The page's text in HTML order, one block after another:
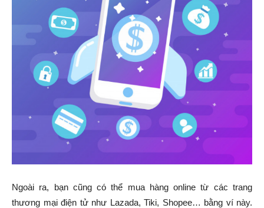
Ngoài ra, bạn cũng có thể mua hàng online từ các trang
thương mại điện tử như Lazada, Tiki, Shopee… bằng ví này.